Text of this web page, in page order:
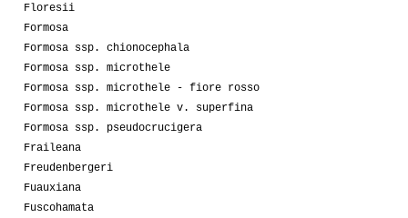
Floresii
Formosa
Formosa ssp. chionocephala
Formosa ssp. microthele
Formosa ssp. microthele - fiore rosso
Formosa ssp. microthele v. superfina
Formosa ssp. pseudocrucigera
Fraileana
Freudenbergeri
Fuauxiana
Fuscohamata